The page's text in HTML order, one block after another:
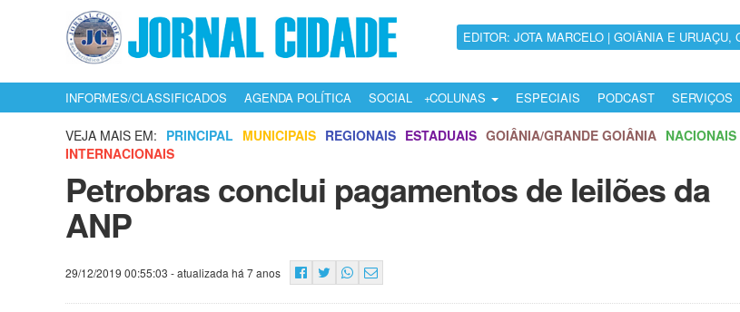
EDITOR: JOTA MARCELO | GOIÂNIA E URUAÇU,
INFORMES/CLASSIFICADOS AGENDA POLÍTICA SOCIAL COLUNAS ESPECIAIS PODCAST SERVIÇOS
VEJA MAIS EM: PRINCIPAL MUNICIPAIS REGIONAIS ESTADUAIS GOIÂNIA/GRANDE GOIÂNIA NACIONAIS
INTERNACIONAIS
Petrobras conclui pagamentos de leilões da
ANP
29/12/2019 00:55:03 - atualizada há 7 anos